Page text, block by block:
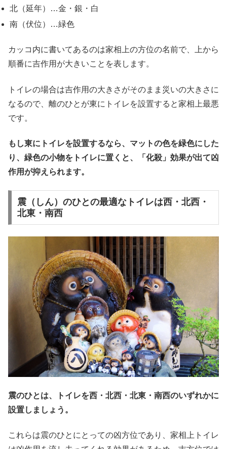
北（延年）…金・銀・白
南（伏位）…緑色
カッコ内に書いてあるのは家相上の方位の名前で、上から
順番に吉作用が大きいことを表します。
トイレの場合は吉作用の大きさがそのまま災いの大きさに
なるので、離のひとが東にトイレを設置すると家相上最悪
です。
もし東にトイレを設置するなら、マットの色を緑色にした
り、緑色の小物をトイレに置くと、「化殺」効果が出て凶
作用が抑えられます。
震（しん）のひとの最適なトイレは西・北西・
北東・南西
震のひとは、トイレを西・北西・北東・南西のいずれかに
設置しましょう。
これらは震のひとにとっての凶方位であり、家相上トイレ